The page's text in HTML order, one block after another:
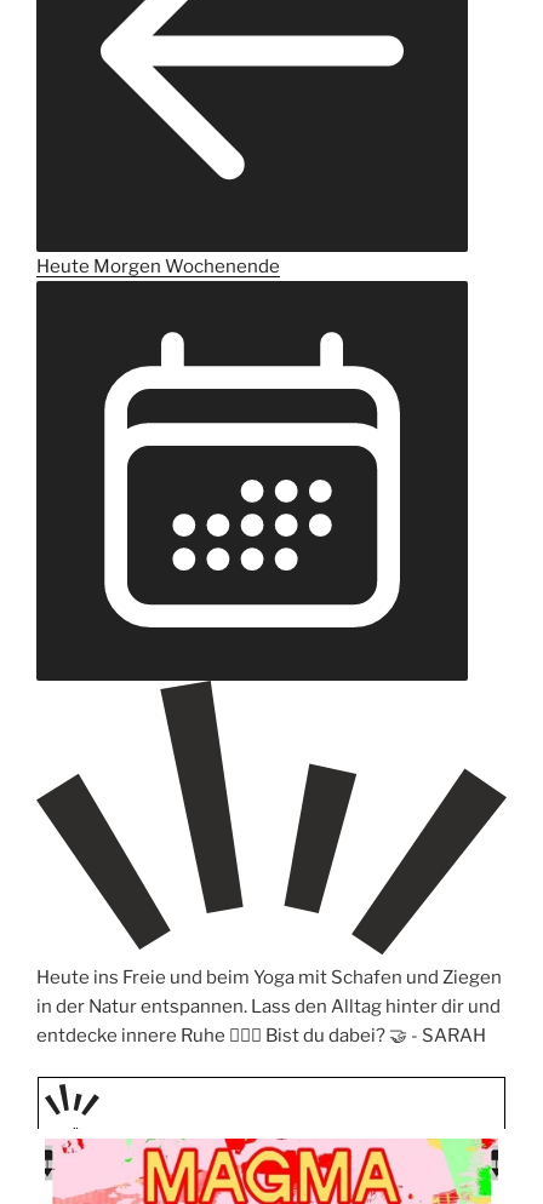
Heute Morgen Wochenende
Heute ins Freie und beim Yoga mit Schafen und Ziegen
in der Natur entspannen. Lass den Alltag hinter dir und
entdecke innere Ruhe 🧘‍♀️✨ Bist du dabei? 🤝 - SARAH
PRÄS
ENTIE
RT